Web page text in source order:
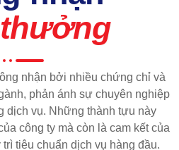
nhận bởi nhiều chứng chỉ và
phản ánh sự chuyên nghiệp
dịch vụ. Những thành tựu này
công ty mà còn là cam kết của
tiêu chuẩn dịch vụ hàng đầu.